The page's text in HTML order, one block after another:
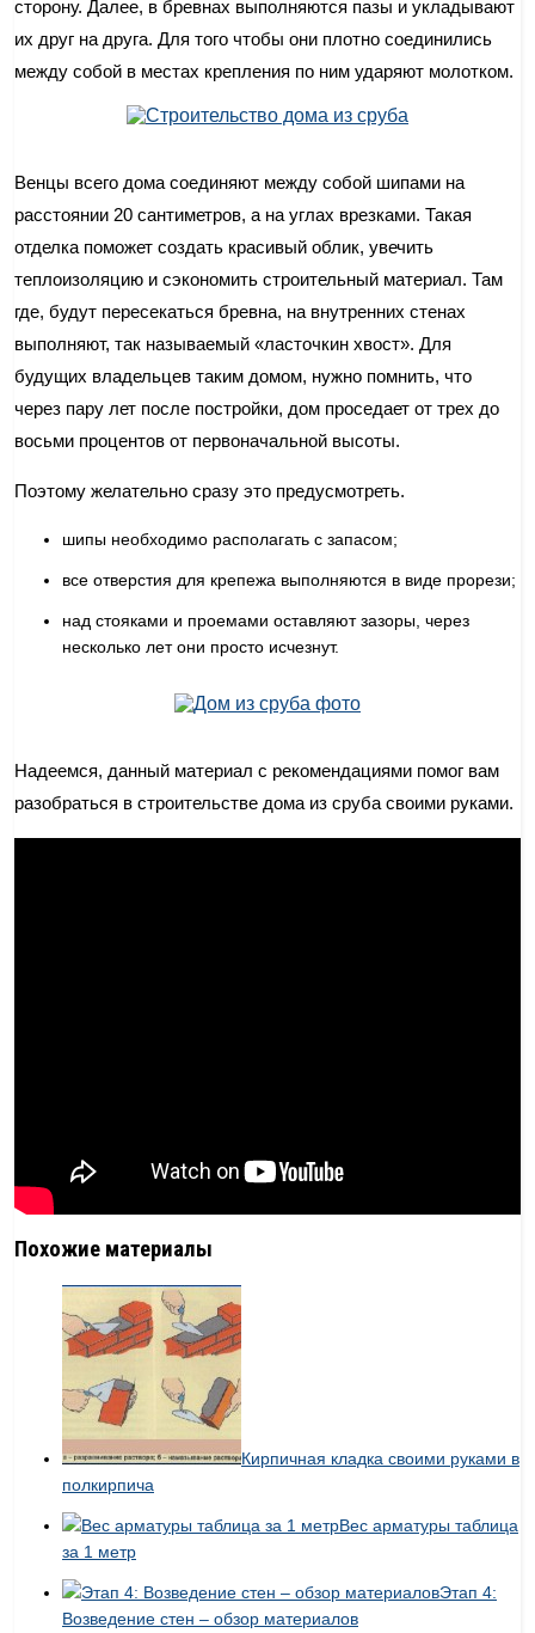
сторону. Далее, в бревнах выполняются пазы и укладывают
их друг на друга. Для того чтобы они плотно соединились
между собой в местах крепления по ним ударяют молотком.
Венцы всего дома соединяют между собой шипами на
расстоянии 20 сантиметров, а на углах врезками. Такая
отделка поможет создать красивый облик, увечить
теплоизоляцию и сэкономить строительный материал. Там
где, будут пересекаться бревна, на внутренних стенах
выполняют, так называемый «ласточкин хвост». Для
будущих владельцев таким домом, нужно помнить, что
через пару лет после постройки, дом проседает от трех до
восьми процентов от первоначальной высоты.
Поэтому желательно сразу это предусмотреть.
шипы необходимо располагать с запасом;
все отверстия для крепежа выполняются в виде прорези;
над стояками и проемами оставляют зазоры, через
несколько лет они просто исчезнут.
Надеемся, данный материал с рекомендациями помог вам
разобраться в строительстве дома из сруба своими руками.
Похожие материалы
Кирпичная кладка своими руками в
полкирпича
Вес арматуры таблица
за 1 метр
Этап 4:
Возведение стен – обзор материалов